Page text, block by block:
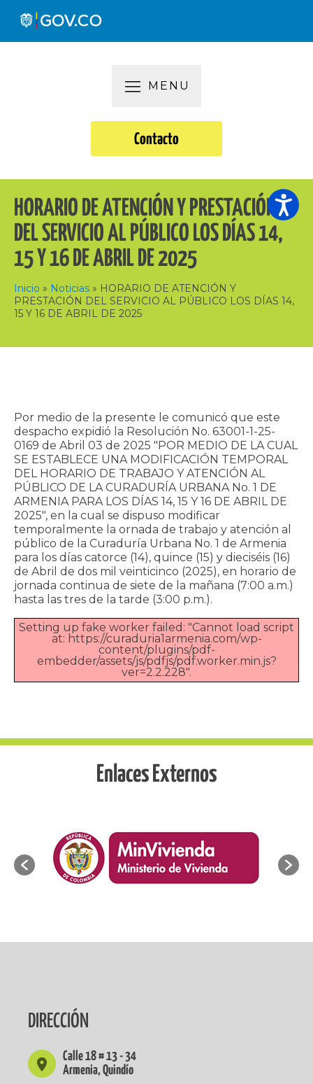
MENU
Contacto
HORARIO DE ATENCIÓN Y PRESTACIÓN
DEL SERVICIO AL PÚBLICO LOS DÍAS 14,
15 Y 16 DE ABRIL DE 2025
Inicio » Noticias » HORARIO DE ATENCIÓN Y
PRESTACIÓN DEL SERVICIO AL PÚBLICO LOS DÍAS 14,
15 Y 16 DE ABRIL DE 2025
Por medio de la presente le comunicó que este
despacho expidió la Resolución No. 63001-1-25-
0169 de Abril 03 de 2025 "POR MEDIO DE LA CUAL
SE ESTABLECE UNA MODIFICACIÓN TEMPORAL
DEL HORARIO DE TRABAJO Y ATENCIÓN AL
PÚBLICO DE LA CURADURÍA URBANA No. 1 DE
ARMENIA PARA LOS DÍAS 14, 15 Y 16 DE ABRIL DE
2025", en la cual se dispuso modificar
temporalmente la ornada de trabajo y atención al
público de la Curaduría Urbana No. 1 de Armenia
para los días catorce (14), quince (15) y dieciséis (16)
de Abril de dos mil veinticinco (2025), en horario de
jornada continua de siete de la mañana (7:00 a.m.)
hasta las tres de la tarde (3:00 p.m.).
Setting up fake worker failed: "Cannot load script
at: https://curaduria1armenia.com/wp-
content/plugins/pdf-
embedder/assets/js/pdfjs/pdf.worker.min.js?
ver=2.2.228".
Enlaces Externos
DIRECCIÓN
Calle 18 # 13 - 34
Armenia, Quindío